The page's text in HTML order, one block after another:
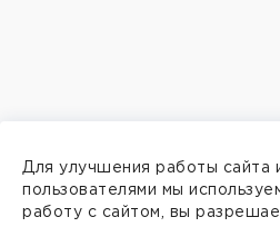
Для улучшения работы сайта
пользователями мы
работу с сайтом, вы